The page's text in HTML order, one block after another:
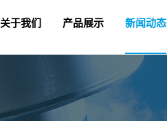
关于我们 产品展示 新闻动态